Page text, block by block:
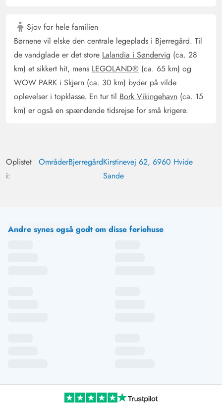
Deutschland
AI Oversat (Se oprindelig)
dejtligt hus i fantastisk beliggenhed!
Sjov for hele familien
Børnene vil elske den centrale legeplads i Bjerregård. Til
de vandglade er det store Lalandia i Søndervig (ca. 28
km) et sikkert hit, mens LEGOLAND® (ca. 65 km) og
WOW PARK i Skjern (ca. 30 km) byder på vilde
oplevelser i topklasse. En tur til Bork Vikingehavn (ca. 15
km) er også en spændende tidsrejse for små krigere.
Oplistet
i:
OmråderBjerregårdKirstinevej 62, 6960 Hvide
Sande
Andre synes også godt om disse feriehuse